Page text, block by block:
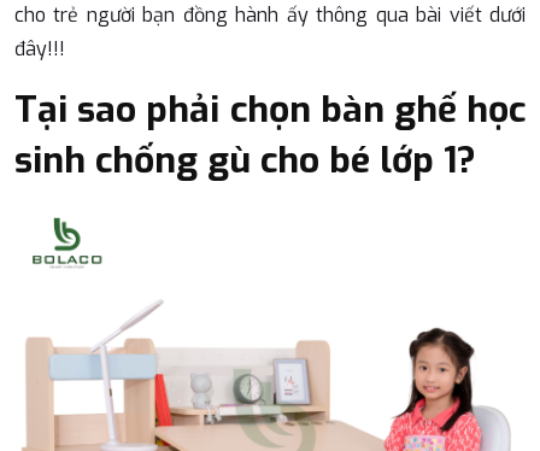
cho trẻ người bạn đồng hành ấy thông qua bài viết dưới
đây!!!
Tại sao phải chọn bàn ghế học
sinh chống gù cho bé lớp 1?